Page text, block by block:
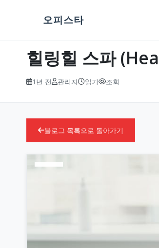
오피스타
힐링힐 스파
1년 전 관리자 읽기 조회
블로그 목록으로 돌아가기